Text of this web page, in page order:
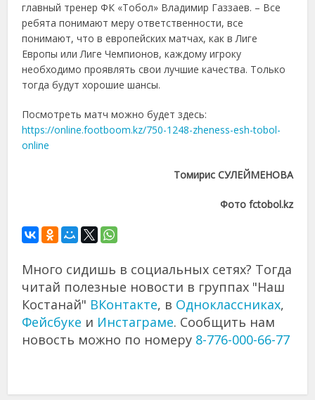
главный тренер ФК «Тобол» Владимир Газзаев. – Все
ребята понимают меру ответственности, все
понимают, что в европейских матчах, как в Лиге
Европы или Лиге Чемпионов, каждому игроку
необходимо проявлять свои лучшие качества. Только
тогда будут хорошие шансы.
Посмотреть матч можно будет здесь:
https://online.footboom.kz/750-1248-zheness-esh-tobol-
online
Томирис СУЛЕЙМЕНОВА
Фото fctobol.kz
Много сидишь в социальных сетях? Тогда
читай полезные новости в группах "Наш
Костанай" ВКонтакте, в Одноклассниках,
Фейсбуке и Инстаграме. Сообщить нам
новость можно по номеру 8-776-000-66-77